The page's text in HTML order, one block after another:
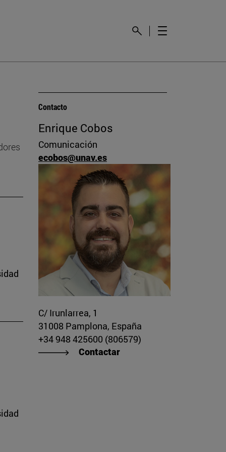
Contacto
Enrique Cobos
Comunicación
ecobos@unav.es
C/ Irunlarrea, 1
31008 Pamplona, España
+34 948 425600 (806579)
Contactar